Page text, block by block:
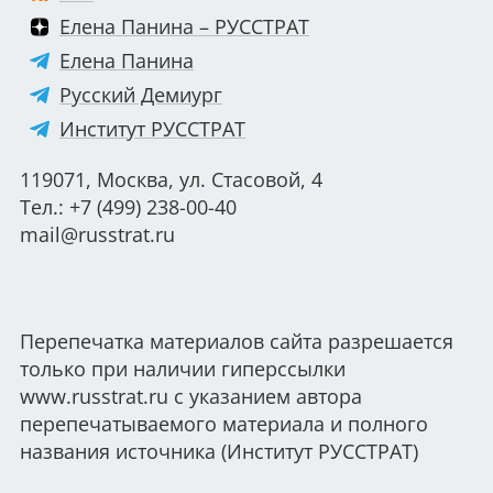
Елена Панина – РУССТРАТ
Елена Панина
Русский Демиург
Институт РУССТРАТ
119071, Москва, ул. Стасовой, 4
Тел.: +7 (499) 238-00-40
mail@russtrat.ru
Перепечатка материалов сайта разрешается
только при наличии гиперссылки
www.russtrat.ru с указанием автора
перепечатываемого материала и полного
названия источника (Институт РУССТРАТ)